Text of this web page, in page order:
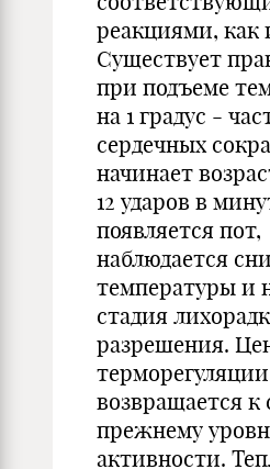
реакциями, как
Существует
при подъеме
на 1 градус -
сердечных
начинает
12 ударов в
появляется пот,
наблюдается
температуры и
стадия
разрешения.
терморегуляции
возвращается к
прежнему
активности.